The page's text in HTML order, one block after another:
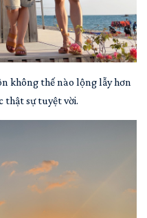
không thế nào lộng lẫy hơn
thật sự tuyệt vời.